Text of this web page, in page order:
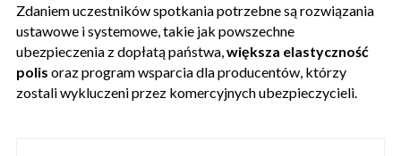
Zdaniem uczestników spotkania potrzebne są rozwiązania
ustawowe i systemowe, takie jak powszechne
ubezpieczenia z dopłatą państwa, większa elastyczność
polis oraz program wsparcia dla producentów, którzy
zostali wykluczeni przez komercyjnych ubezpieczycieli.